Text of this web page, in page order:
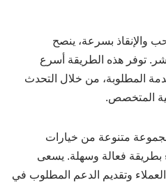
والإنقاذ بسرعة، ينصح
توفر هذه الطريقة أسرع
المطلوبة، من خلال التحدث
المتخصص.
متنوعة من خيارات
بطريقة فعالة وسهلة. يسعى
وتقديم الدعم المطلوب في